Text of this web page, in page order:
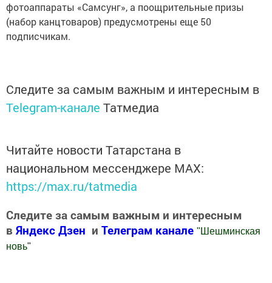
фотоаппараты «Самсунг», а поощрительные призы
(набор канцтоваров) предусмотрены еще 50
подписчикам.
Следите за самым важным и интересным в
Telegram-канале Татмедиа
Читайте новости Татарстана в
национальном мессенджере MАХ:
https://max.ru/tatmedia
Следите за самым важным и интересным
в Яндекс Дзен и Телеграм канале " Шешминская
новь"